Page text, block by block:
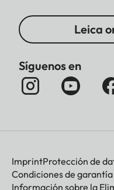
Leica
Síguenos en
ImprintProtección de
Condiciones de garantía
Información sobre la